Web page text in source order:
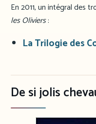
En 2011, un intégral des
les Oliviers:
La Trilogie des
De si jolis